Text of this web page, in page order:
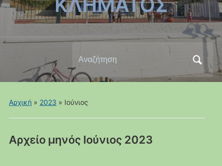
για:
Αρχική » 2023 » Ιούνιος
Αρχείο μηνός Ιούνιος 2023